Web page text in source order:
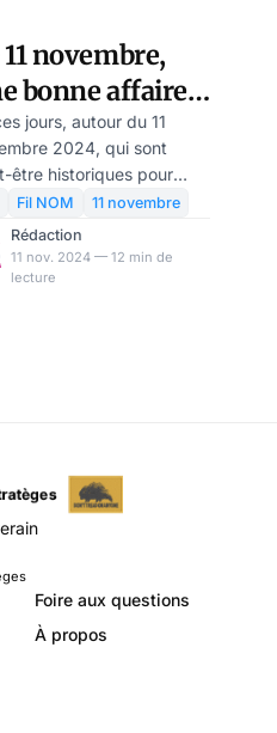
novembre,
bonne affaire
par
Marie
jours, autour du 11
2024, qui sont
être historiques pour
(tout dépendra de
M. Trump fera de sa
il n’est pas inutile de
cette amère vérité :
Fil NOM
11 novembre
Rédaction
11 nov. 2024 — 12 min de
lecture
Foire aux questions
À propos